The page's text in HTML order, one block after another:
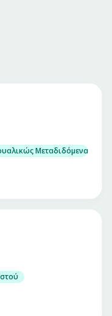
Μεταδιδόμενα